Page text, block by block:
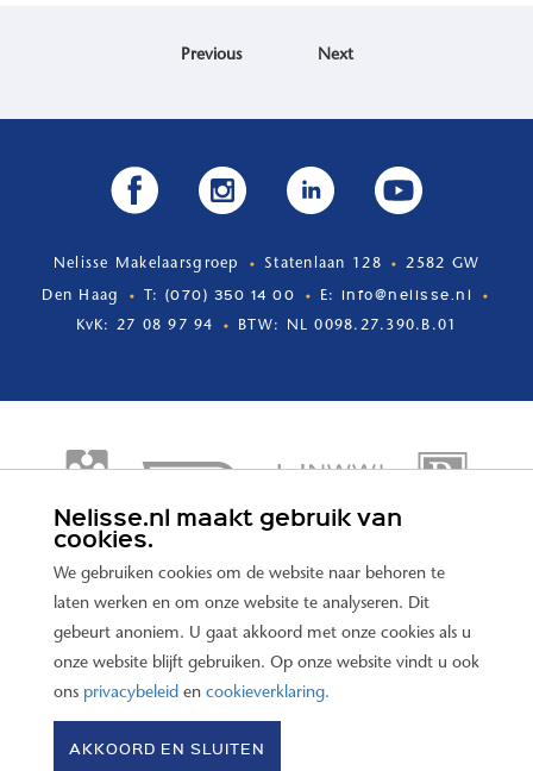
Nelisse.nl maakt gebruik van
cookies.
We gebruiken cookies om de website naar behoren te
laten werken en om onze website te analyseren. Dit
gebeurt anoniem. U gaat akkoord met onze cookies als u
onze website blijft gebruiken. Op onze website vindt u ook
ons privacybeleid en cookieverklaring.
AKKOORD EN SLUITEN
Previous Next
Nelisse Makelaarsgroep Statenlaan 128 2582 GW
Den Haag T: (070) 350 14 00 E: info@nelisse.nl
KvK: 27 08 97 94 BTW: NL 0098.27.390.B.01
© 2026 Nelisse Makelaars –Disclaimer
Cookieverklaring–website door OGonline